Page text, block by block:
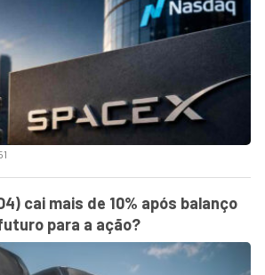
cai mais de 10% após balanço
para a ação?